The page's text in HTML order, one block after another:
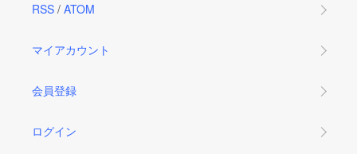
RSS / ATOM
マイアカウント
会員登録
ログイン